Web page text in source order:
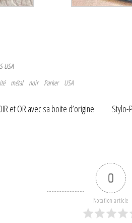
USA
métal noir Parker USA
et OR avec sa boite d’origine
Stylo-
0
Notation article